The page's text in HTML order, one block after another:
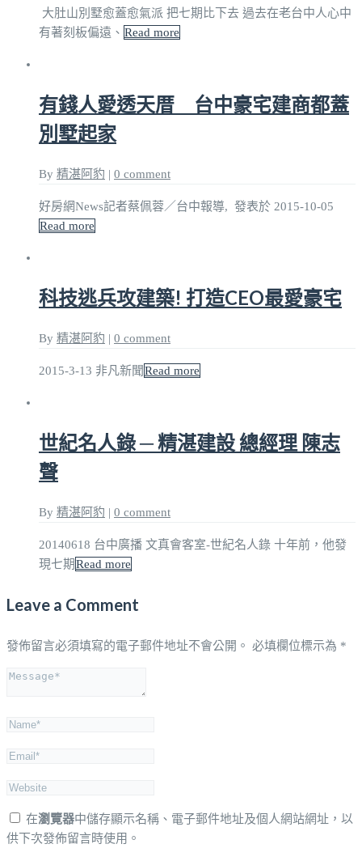
大肚山別墅愈蓋愈氣派 把七期比下去 過去在老台中人心中
有著刻板偏遠、 Read more
有錢人愛透天厝 台中豪宅建商都蓋
別墅起家
By 精湛阿豹 | 0 comment
好房網News記者蔡佩蓉／台中報導, 發表於 2015-10-05
Read more
科技逃兵攻建築! 打造CEO最愛豪宅
By 精湛阿豹 | 0 comment
2015-3-13 非凡新聞Read more
世紀名人錄 ─ 精湛建設 總經理 陳志
聲
By 精湛阿豹 | 0 comment
20140618 台中廣播 文真會客室-世紀名人錄 十年前，他發
現七期Read more
Leave a Comment
發佈留言必須填寫的電子郵件地址不會公開。 必填欄位標示為 *
在瀏覽器中儲存顯示名稱、電子郵件地址及個人網站網址，以
供下次發佈留言時使用。